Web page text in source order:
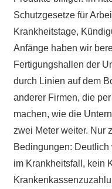
Schutzgesetze für
Krankheitstage,
Anfänge haben wir
Fertigungshallen der
durch Linien auf dem
anderer Firmen, die
machen, wie die
zwei Meter weiter. Nur
Bedingungen:
im Krankheitsfall, kein